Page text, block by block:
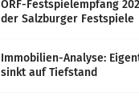
ORF-Festspielempfang
der Salzburger Festspiele
Immobilien-Analyse:
sinkt auf Tiefstand